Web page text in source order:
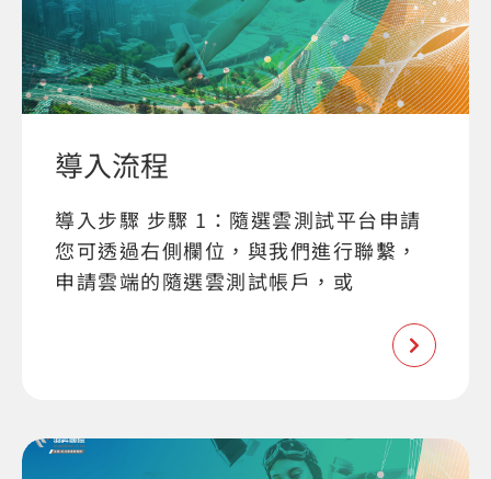
導入流程
導入步驟 步驟 1：隨選雲測試平台申請
您可透過右側欄位，與我們進行聯繫，
申請雲端的隨選雲測試帳戶，或